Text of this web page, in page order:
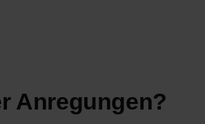
Anregungen?